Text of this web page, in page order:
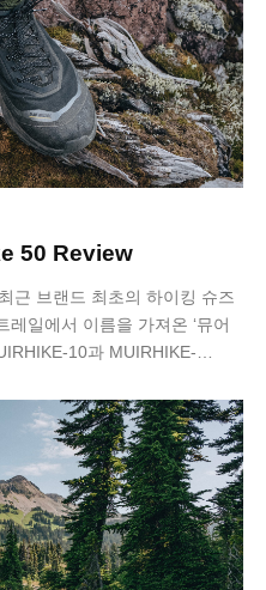
50 Review
근 브랜드 최초의 하이킹 슈즈
일에서 이름을 가져온 ‘뮤어
10과 MUIRHIKE-…